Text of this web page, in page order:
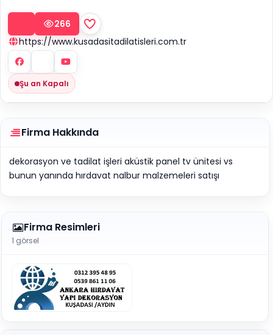
266
https://www.kusadasitadilatisleri.com.tr
Şu an Kapalı
Firma Hakkında
dekorasyon ve tadilat işleri aküstik panel tv ünitesi vs
bunun yanında hırdavat nalbur malzemeleri satışı
Firma Resimleri
1 görsel